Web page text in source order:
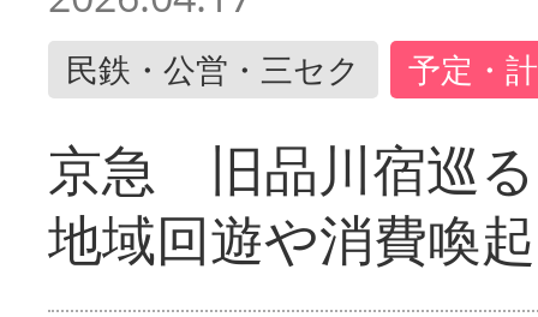
民鉄・公営・三セク 予定・
京急 旧品川宿巡
地域回遊や消費喚起